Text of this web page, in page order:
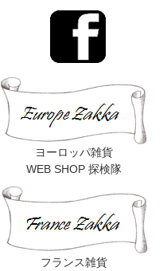
ヨーロッパ雑貨
WEB SHOP 探検隊
フランス雑貨